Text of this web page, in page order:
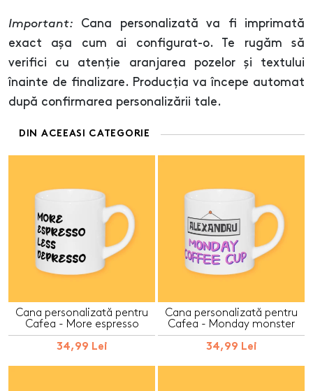
Important: Cana personalizată va fi imprimată
exact așa cum ai configurat-o. Te rugăm să
verifici cu atenție aranjarea pozelor și textului
înainte de finalizare. Producția va începe automat
după confirmarea personalizării tale.
DIN ACEEASI CATEGORIE
Cana personalizată pentru
Cafea - More espresso
34,99 Lei
Cana personalizată pentru
Cafea - Monday monster
34,99 Lei